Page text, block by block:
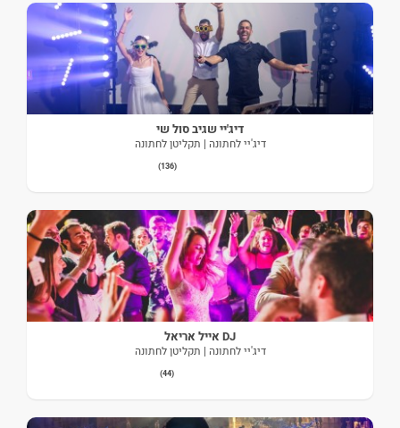
דיג'יי שגיב סול שי
דיג'יי לחתונה | תקליטן לחתונה
(136)
DJ אייל אריאל
דיג'יי לחתונה | תקליטן לחתונה
(44)